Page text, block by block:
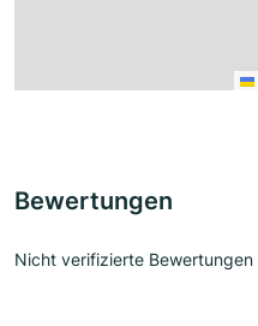
Bewertungen
Nicht verifizierte Bewertungen